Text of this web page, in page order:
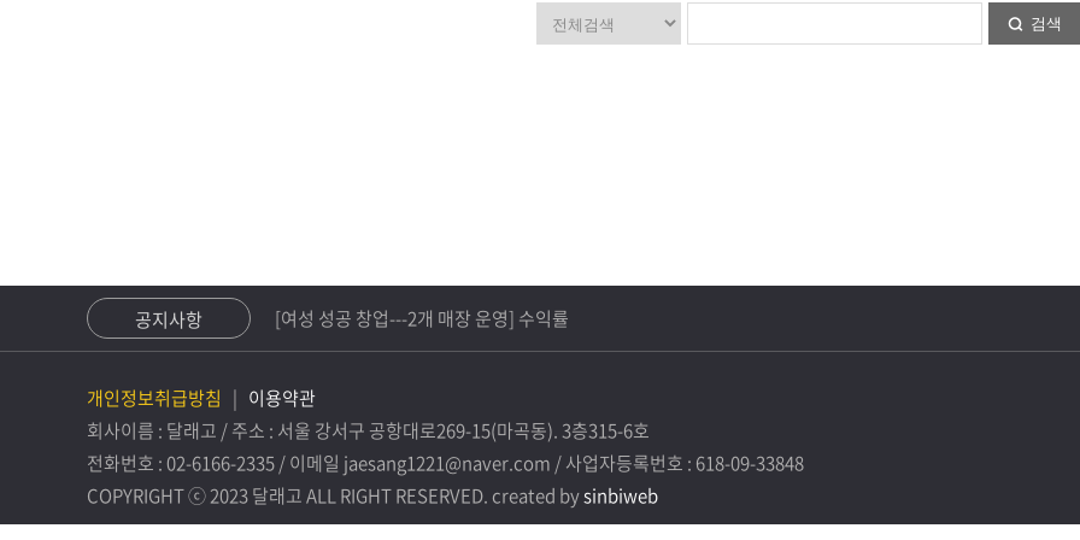
검색
공지사항 신규.업종변경 창업 혜택/무이자 대출
개인정보취급방침 | 이용약관
회사이름 : 달래고 / 주소 : 서울 강서구 공항대로269-15(마곡동). 3층315-6호
전화번호 : 02-6166-2335 / 이메일 jaesang1221@naver.com / 사업자등록번호 : 618-09-33848
COPYRIGHT ⓒ 2023 달래고 ALL RIGHT RESERVED. created bysinbiweb